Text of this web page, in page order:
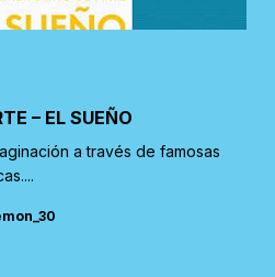
– EL SUEÑO
a través de famosas